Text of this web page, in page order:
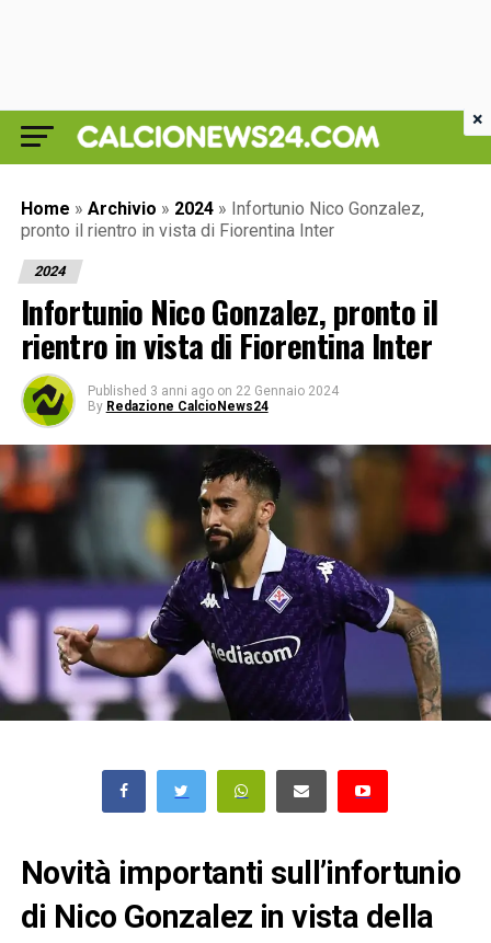
Home » Archivio » 2024 » Infortunio Nico Gonzalez,
pronto il rientro in vista di Fiorentina Inter
2024
Infortunio Nico Gonzalez, pronto il
rientro in vista di Fiorentina Inter
Published 3 anni ago on 22 Gennaio 2024
By Redazione CalcioNews24
Novità importanti sull’infortunio
di Nico Gonzalez in vista della
×